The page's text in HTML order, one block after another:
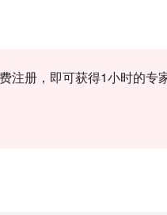
注册，即可获得1小时的专
download/55295a0e-